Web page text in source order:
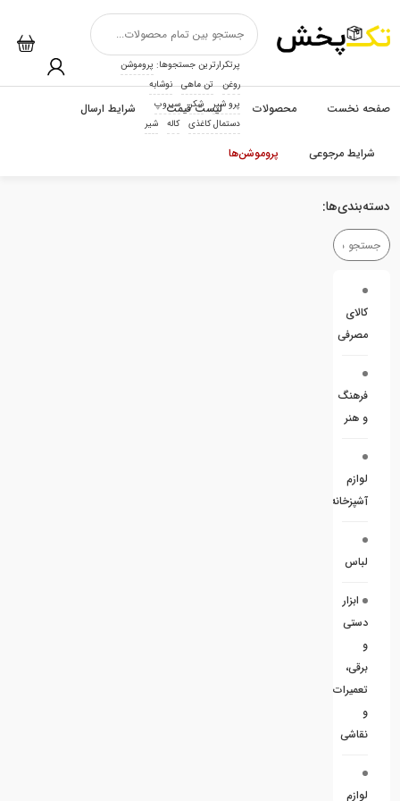
پرتکرارترین جستجوها: پروموشن
روغن
تن ماهی
نوشابه
پرو شیر
شکر
سیروپ
دستمال کاغذی
کاله شیر
صفحه نخست محصولات لیست قیمت شرایط ارسال
شرایط مرجوعی پروموشن‌ها
دسته‌بندی‌ها:
کالای
مصرفی
فرهنگ
و هنر
لوازم
آشپزخانه
لباس
ابزار
دستی
و
برقی،
تعمیرات
و
نقاشی
لوازم